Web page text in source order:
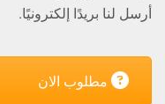
أرسل لنا بريدًا إلكترونيًا.
مطلوب الان